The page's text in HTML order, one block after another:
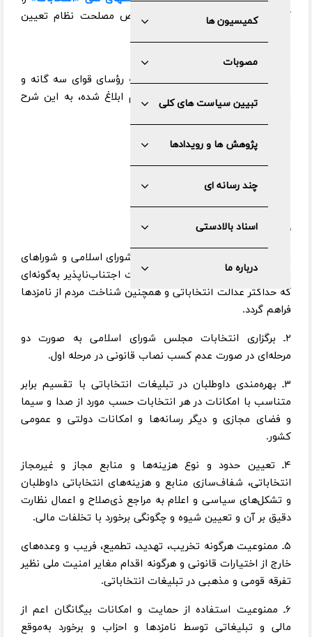
کمیسیون ها
مصوبات
تبیین سیاست های کلی
پژوهش ها و رویدادها
چند رسانه ای
اسناد بالادستی
درباره ما
که پس از مشورت با مجمع تشخیص مصلحت نظام تعیین
متن سیاستهای کلی انتخابات که به رؤسای قوای سه گانه و
رئیس مجمع تشخیص مصلحت نظام ابلاغ شده، به این شرح
سیاست‌های کلی انتخابات
۱ـ تعیین حوزه‌های انتخاباتی مجلس شورای اسلامی و شوراهای
اسلامی بر مبنای جمعیت و مقتضیات اجتناب‌ناپذیر به‌گونه‌ای
که حداکثر عدالت انتخاباتی و همچنین شناخت مردم از نامزدها
فراهم گردد.
۲ـ برگزاری انتخابات مجلس شورای اسلامی به صورت دو
مرحله‌ای در صورت عدم کسب نصاب قانونی در مرحله اول.
۳ـ بهره‌مندی داوطلبان در تبلیغات انتخاباتی با تقسیم برابر
متناسب با امکانات در هر انتخابات حسب مورد از صدا و سیما
و فضای مجازی و دیگر رسانه‌ها و امکانات دولتی و عمومی
کشور.
۴ـ تعیین حدود و نوع هزینه‌ها و منابع مجاز و غیرمجاز
انتخاباتی، شفاف‌سازی منابع و هزینه‌های انتخاباتی داوطلبان
و تشکل‌های سیاسی و اعلام به مراجع ذی‌صلاح و اعمال نظارت
دقیق بر آن و تعیین شیوه و چگونگی برخورد با تخلفات مالی.
۵ـ ممنوعیت هرگونه تخریب، تهدید، تطمیع، فریب و وعده‌های
خارج از اختیارات قانونی و هرگونه اقدام مغایر امنیت ملی نظیر
تفرقه قومی و مذهبی در تبلیغات انتخاباتی.
۶ـ ممنوعیت استفاده از حمایت و امکانات بیگانگان اعم از
مالی و تبلیغاتی توسط نامزدها و احزاب و برخورد به‌موقع